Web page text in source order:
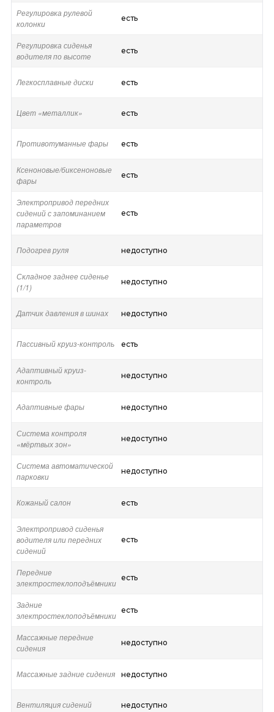
Регулировка рулевой
колонки
есть
Регулировка сиденья
водителя по высоте
есть
Легкосплавные диски есть
Цвет «металлик» есть
Противотуманные фары есть
Ксеноновые/биксеноновые
фары
есть
Электропривод передних
сидений с запоминанием
параметров
есть
Подогрев руля недоступно
Складное заднее сиденье
(1/1)
недоступно
Датчик давления в шинах недоступно
Пассивный круиз-контроль есть
Адаптивный круиз-
контроль
недоступно
Адаптивные фары недоступно
Система контроля
«мёртвых зон»
недоступно
Система автоматической
парковки
недоступно
Кожаный салон есть
Электропривод сиденья
водителя или передних
сидений
есть
Передние
электростеклоподъёмники
есть
Задние
электростеклоподъёмники
есть
Массажные передние
сидения
недоступно
Массажные задние сидения недоступно
Вентиляция сидений недоступно